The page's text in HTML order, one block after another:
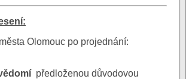
Olomouc po projednání:
předloženou důvodovou